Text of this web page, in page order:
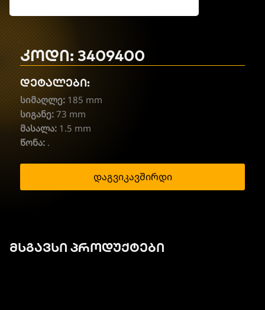
კოდი: 3409400
დეტალები:
სიმაღლე: 185 mm
სიგანე: 73 mm
მასალა: 1.5 mm
წონა: .
დაგვიკავშირდი
მსგავსი პროდუქტები